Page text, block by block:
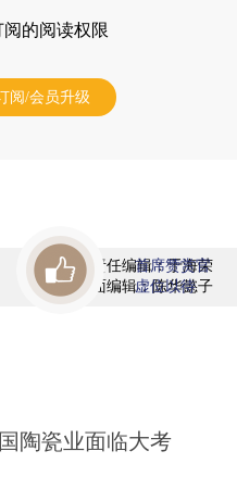
阅的阅读权限
阅/会员升级
责任编辑：于海荣
版面编辑：陈华懿子
首席赞赏官
虚位以待
陶瓷业面临大考